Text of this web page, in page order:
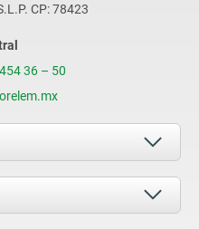
CP: 78423
36 – 50